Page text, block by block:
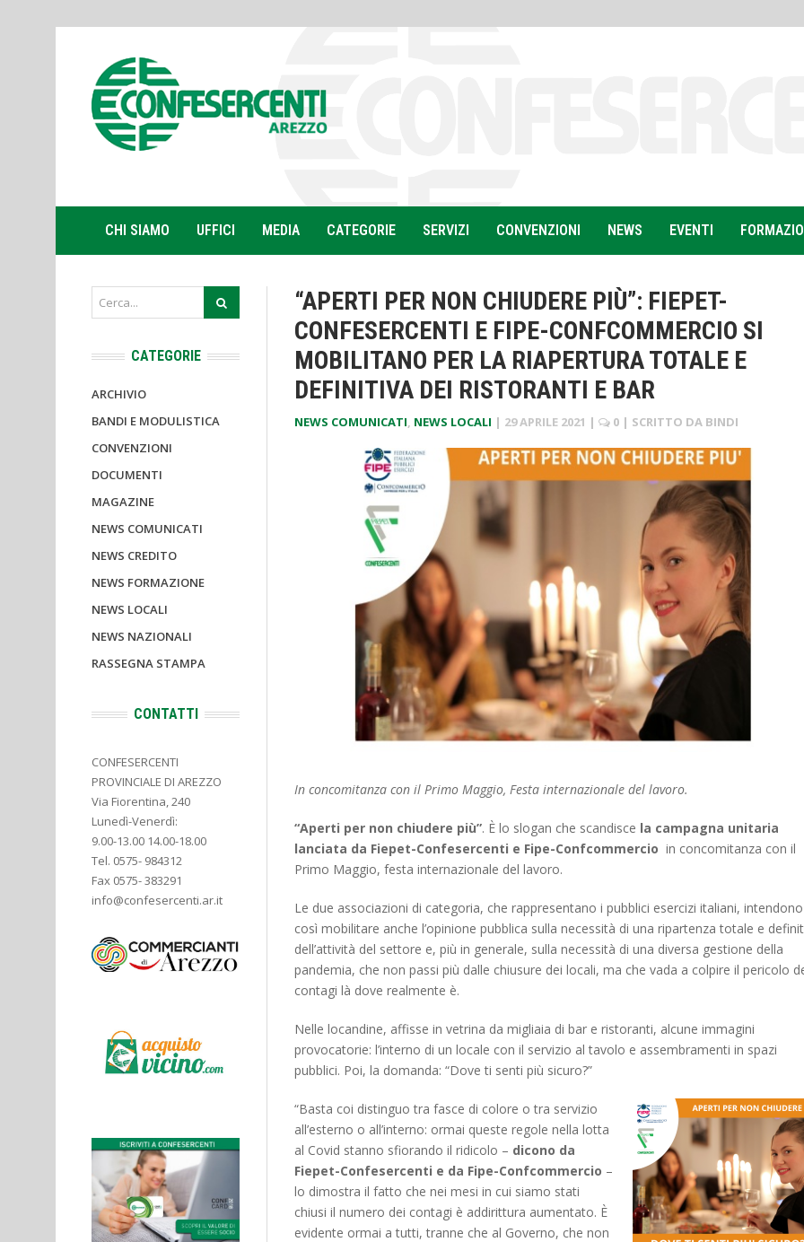
CHI SIAMO UFFICI MEDIA CATEGORIE SERVIZI CONVENZIONI NEWS EVENTI
“APERTI PER NON CHIUDERE PIÙ”: FIEPET-
CONFESERCENTI E FIPE-CONFCOMMERCIO SI
MOBILITANO PER LA RIAPERTURA TOTALE E
DEFINITIVA DEI RISTORANTI E BAR
NEWS COMUNICATI, NEWS LOCALI | 29 APRILE 2021 | 0 | SCRITTO DA BINDI
In concomitanza con il Primo Maggio, Festa internazionale del lavoro.
“Aperti per non chiudere più”. È lo slogan che scandisce la campagna unitaria
lanciata da Fiepet-Confesercenti e Fipe-Confcommercio in concomitanza con il
Primo Maggio, festa internazionale del lavoro.
Le due associazioni di categoria, che rappresentano i pubblici esercizi italiani, intendono
così mobilitare anche l’opinione pubblica sulla necessità di una ripartenza totale e
dell’attività del settore e, più in generale, sulla necessità di una diversa gestione della
pandemia, che non passi più dalle chiusure dei locali, ma che vada a colpire il pericolo
contagi là dove realmente è.
Nelle locandine, affisse in vetrina da migliaia di bar e ristoranti, alcune immagini
provocatorie: l’interno di un locale con il servizio al tavolo e assembramenti in spazi
pubblici. Poi, la domanda: “Dove ti senti più sicuro?”
“Basta coi distinguo tra fasce di colore o tra servizio
all’esterno o all’interno: ormai queste regole nella lotta
al Covid stanno sfiorando il ridicolo – dicono da
Fiepet-Confesercenti e da Fipe-Confcommercio –
lo dimostra il fatto che nei mesi in cui siamo stati
chiusi il numero dei contagi è addirittura aumentato. È
evidente ormai a tutti, tranne che al Governo, che non
CATEGORIE
ARCHIVIO
BANDI E MODULISTICA
CONVENZIONI
DOCUMENTI
MAGAZINE
NEWS COMUNICATI
NEWS CREDITO
NEWS FORMAZIONE
NEWS LOCALI
NEWS NAZIONALI
RASSEGNA STAMPA
CONTATTI
CONFESERCENTI
PROVINCIALE DI AREZZO
Via Fiorentina, 240
Lunedì-Venerdì:
9.00-13.00 14.00-18.00
Tel. 0575- 984312
Fax 0575- 383291
info@confesercenti.ar.it